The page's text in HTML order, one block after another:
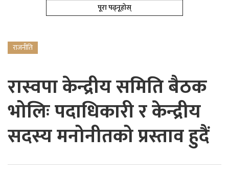
पूरा पढ्नूहोस्
राजनीति
रास्वपा केन्द्रीय समिति बैठक
भोलिः पदाधिकारी र केन्द्रीय
सदस्य मनोनीतको प्रस्ताव हुदैं